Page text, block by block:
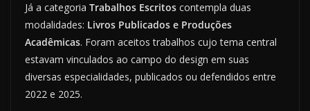
Já a categoria Trabalhos Escritos contempla duas
modalidades: Livros Publicados e Produções
Acadêmicas. Foram aceitos trabalhos cujo tema central
estavam vinculados ao campo do design em suas
diversas especialidades, publicados ou defendidos entre
2022 e 2025.